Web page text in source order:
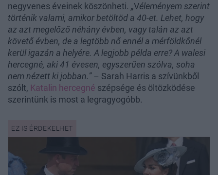
negyvenes éveinek köszönheti. „Véleményem szerint
történik valami, amikor betöltöd a 40-et. Lehet, hogy
az azt megelőző néhány évben, vagy talán az azt
követő évben, de a legtöbb nő ennél a mérföldkőnél
kerül igazán a helyére. A legjobb példa erre? A walesi
hercegné, aki 41 évesen, egyszerűen szólva, soha
nem nézett ki jobban.”– Sarah Harris a szívünkből
szólt, Katalin hercegné szépsége és öltözködése
szerintünk is most a legragyogóbb.